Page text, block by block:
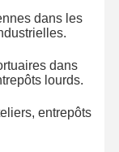
Nous
dans les
dans
lourds.
entrepôts